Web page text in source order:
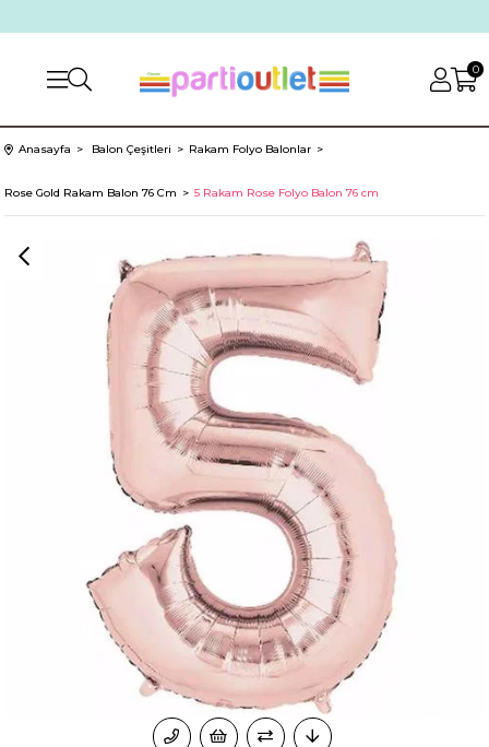
0
Anasayfa Balon Çeşitleri Rakam Folyo Balonlar
Rose Gold Rakam Balon 76 Cm 5 Rakam Rose Folyo Balon 76 cm